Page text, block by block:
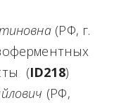
(РФ, г.
(ID218)
(РФ,